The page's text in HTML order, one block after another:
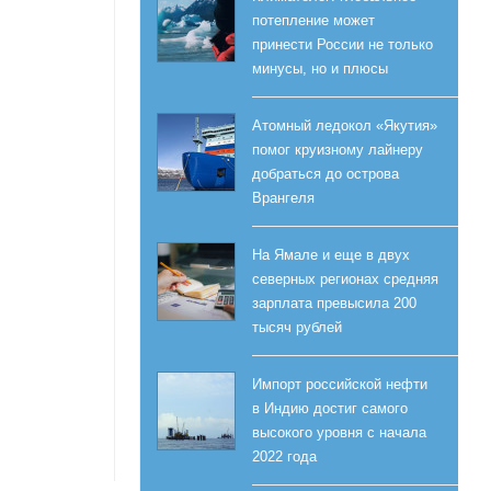
потепление может
принести России не только
минусы, но и плюсы
Атомный ледокол «Якутия»
помог круизному лайнеру
добраться до острова
Врангеля
На Ямале и еще в двух
северных регионах средняя
зарплата превысила 200
тысяч рублей
Импорт российской нефти
в Индию достиг самого
высокого уровня с начала
2022 года